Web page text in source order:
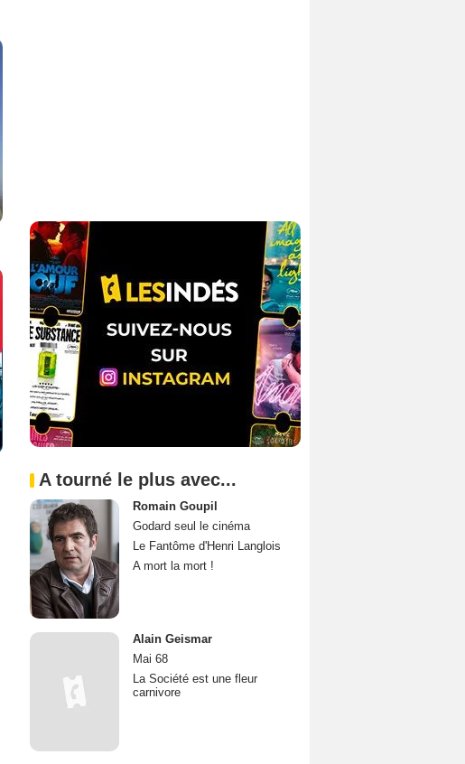
A tourné le plus avec...
Romain Goupil
Godard seul le cinéma
Le Fantôme d'Henri Langlois
A mort la mort !
Alain Geismar
Mai 68
La Société est une fleur
carnivore